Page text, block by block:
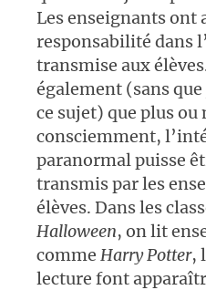
Les enseignants ont
responsabilité dans
transmise aux
également (sans
ce sujet) que plus ou
consciemment,
paranormal puisse
transmis par les
élèves. Dans les
Halloween, on lit
comme Harry Potter,
lecture font